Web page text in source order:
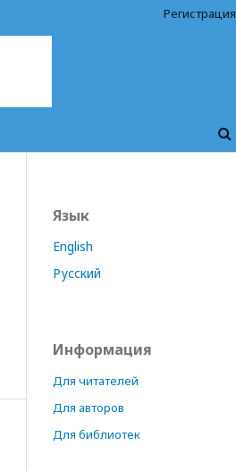
Регистрация
Язык
English
Русский
Информация
Для читателей
Для авторов
Для библиотек